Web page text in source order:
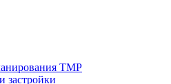
ТМР
застройки